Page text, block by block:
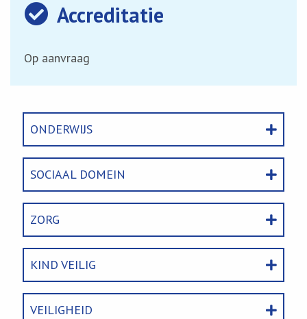
Accreditatie
Op aanvraag
ONDERWIJS
SOCIAAL DOMEIN
ZORG
KIND VEILIG
VEILIGHEID